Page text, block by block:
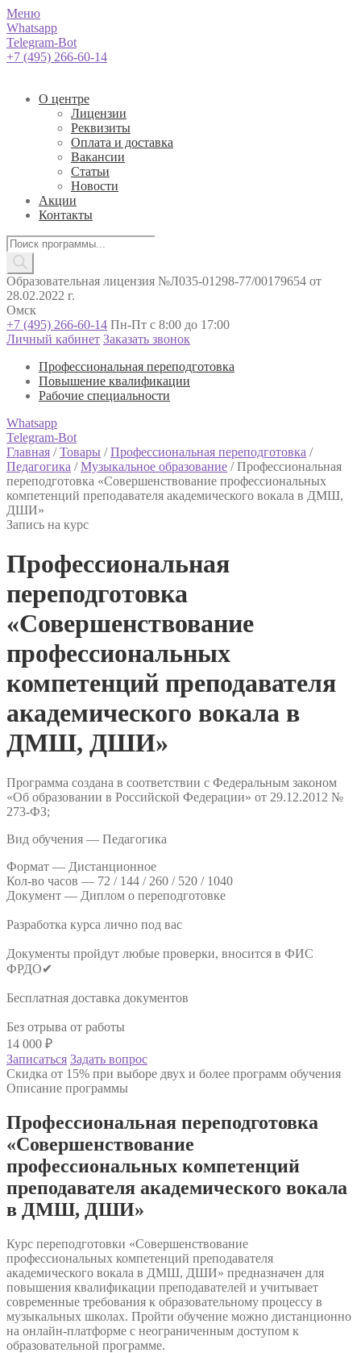
Меню
Whatsapp
Telegram-Bot
+7 (495) 266-60-14
О центре
Лицензии
Реквизиты
Оплата и доставка
Вакансии
Статьи
Новости
Акции
Контакты
Поиск
товаров
Образовательная лицензия №Л035-01298-77/00179654 от
28.02.2022 г.
Омск
+7 (495) 266-60-14 Пн-Пт с 8:00 до 17:00
Личный кабинет Заказать звонок
Профессиональная переподготовка
Повышение квалификации
Рабочие специальности
Whatsapp
Telegram-Bot
Главная /Товары /Профессиональная переподготовка /
Педагогика /Музыкальное образование /Профессиональная
переподготовка «Совершенствование профессиональных
компетенций преподавателя академического вокала в ДМШ,
ДШИ»
Запись на курс
Профессиональная
переподготовка
«Совершенствование
профессиональных
компетенций преподавателя
академического вокала в
ДМШ, ДШИ»
Программа создана в соответствии с Федеральным законом
«Об образовании в Российской Федерации» от 29.12.2012 №
273-ФЗ;
Вид обучения — Педагогика
Формат — Дистанционное
Кол-во часов — 72 / 144 / 260 / 520 / 1040
Документ — Диплом о переподготовке
Разработка курса лично под вас
Документы пройдут любые проверки, вносится в ФИС
ФРДО✔
Бесплатная доставка документов
Без отрыва от работы
14 000 ₽
Записаться Задать вопрос
Скидка от 15% при выборе двух и более программ обучения
Описание программы
Профессиональная переподготовка
«Совершенствование
профессиональных компетенций
преподавателя академического вокала
в ДМШ, ДШИ»
Курс переподготовки «Совершенствование
профессиональных компетенций преподавателя
академического вокала в ДМШ, ДШИ» предназначен для
повышения квалификации преподавателей и учитывает
современные требования к образовательному процессу в
музыкальных школах. Пройти обучение можно дистанционно
на онлайн-платформе с неограниченным доступом к
образовательной программе.